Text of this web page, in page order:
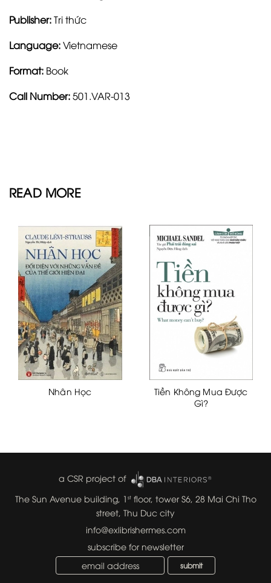
Publisher:Tri thức
Language:Vietnamese
Format: Book
Call Number:501.VAR-013
READ MORE
Nhân Học
Tiền Không Mua Được
Gì?
a CSR project of
The Sun Avenue building, 1 stfloor, tower S6, 28 Mai Chi Tho
street, Thu Duc city
info@exlibrishermes.com
subscribe for newsletter
submit